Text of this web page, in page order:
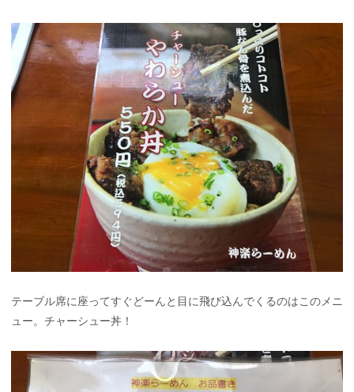
テーブル席に座ってすぐどーんと目に飛び込んでくるのはこのメニ
ュー。チャーシュー丼！